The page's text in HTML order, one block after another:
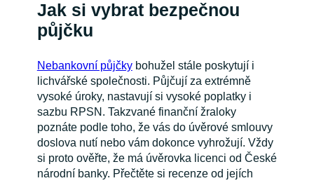
Jak si vybrat bezpečnou
půjčku
Nebankovní půjčkybohužel stále poskytují i
lichvářské společnosti. Půjčují za extrémně
vysoké úroky, nastavují si vysoké poplatky i
sazbu RPSN. Takzvané finanční žraloky
poznáte podle toho, že vás do úvěrové smlouvy
doslova nutí nebo vám dokonce vyhrožují. Vždy
si proto ověřte, že má úvěrovka licenci od České
národní banky. Přečtěte si recenze od jejích